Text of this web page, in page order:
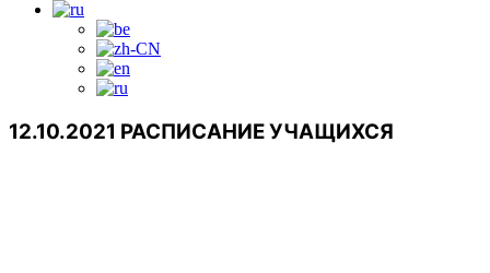
12.10.2021 РАСПИСАНИЕ УЧАЩИХСЯ